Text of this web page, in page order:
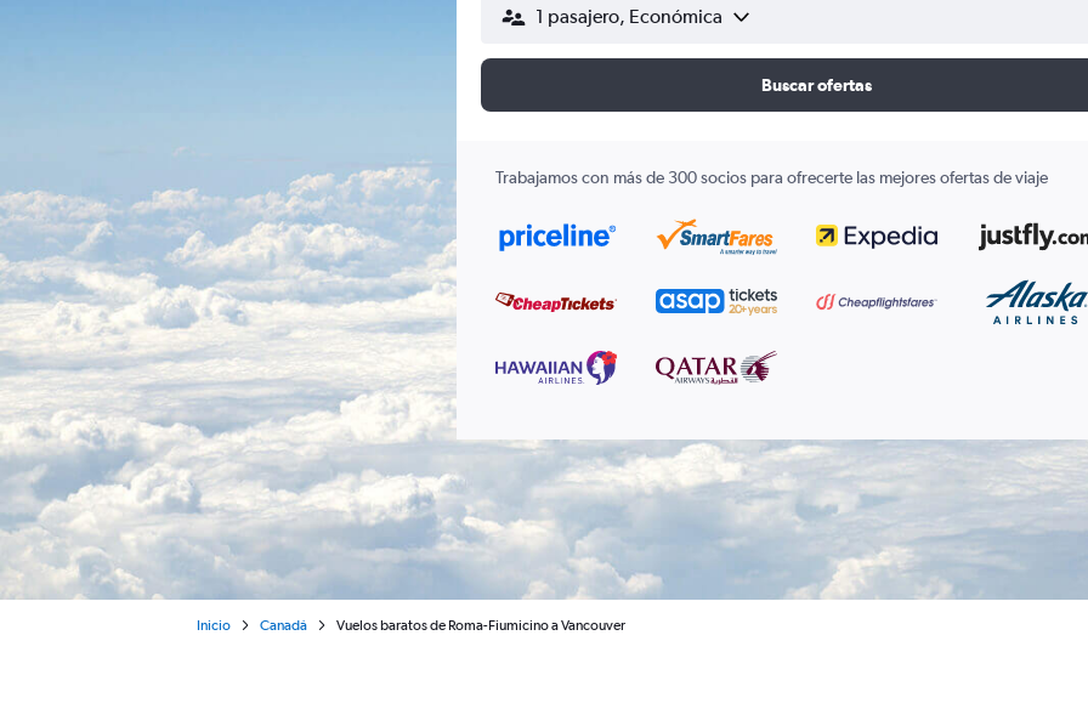
1 pasajero, Económica
Buscar ofertas
Trabajamos con más de 300 socios para ofrecerte las mejores ofertas de viaje
Inicio Canadá Vuelos baratos de Roma-Fiumicino a Vancouver